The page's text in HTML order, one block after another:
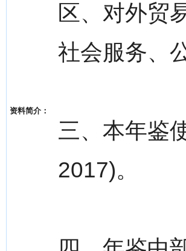
资料简介：
区、对外贸
社会服务、
三、本年鉴
2017)。